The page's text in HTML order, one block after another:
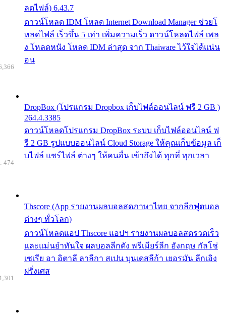
ลดไฟล์) 6.43.7
ดาวน์โหลด IDM โหลด Internet Download Manager ช่วยโ
หลดไฟล์ เร็วขึ้น 5 เท่า เพิ่มความเร็ว ดาวน์โหลดไฟล์ เพล
ง โหลดหนัง โหลด IDM ล่าสุด จาก Thaiware ไว้ใจได้แน่น
อน
DropBox (โปรแกรม Dropbox เก็บไฟล์ออนไลน์ ฟรี 2 GB )
264.4.3385
ดาวน์โหลดโปรแกรม DropBox ระบบ เก็บไฟล์ออนไลน์ ฟ
รี 2 GB รูปแบบออนไลน์ Cloud Storage ให้คุณเก็บข้อมูล เก็
บไฟล์ แชร์ไฟล์ ต่างๆ ให้คนอื่น เข้าถึงได้ ทุกที่ ทุกเวลา
Thscore (App รายงานผลบอลสดภาษาไทย จากลีกฟุตบอล
ต่างๆ ทั่วโลก)
ดาวน์โหลดแอป Thscore แอปฯ รายงานผลบอลสดรวดเร็ว
และแม่นยำทันใจ ผลบอลลีกดัง พรีเมียร์ลีก อังกฤษ กัลโช่
เซเรีย อา อิตาลี ลาลีกา สเปน บุนเดสลีก้า เยอรมัน ลีกเอิง
ฝรั่งเศส
474